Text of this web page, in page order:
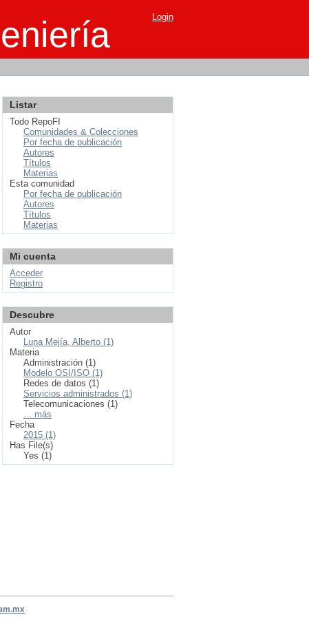
Login
Listar
Todo RepoFI
Comunidades & Colecciones
Por fecha de publicación
Autores
Títulos
Materias
Esta comunidad
Por fecha de publicación
Autores
Títulos
Materias
Mi cuenta
Acceder
Registro
Descubre
Autor
Luna Mejía, Alberto (1)
Materia
Administración (1)
Modelo OSI/ISO (1)
Redes de datos (1)
Servicios administrados (1)
Telecomunicaciones (1)
... más
Fecha
2015 (1)
Has File(s)
Yes (1)